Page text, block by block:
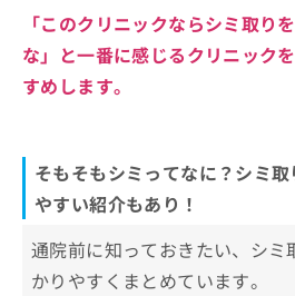
「このクリニックならシミ取り
な」と一番に感じるクリニック
すめします。
そもそもシミってなに？シミ
やすい紹介もあり！
通院前に知っておきたい、シミ
かりやすくまとめています。